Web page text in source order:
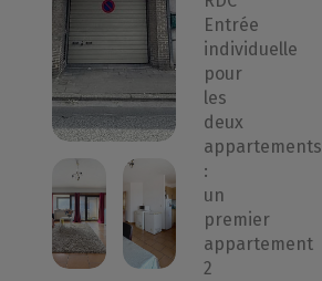
Entrée
individuelle
pour
les
deux
appartements
:
un
premier
appartement
2